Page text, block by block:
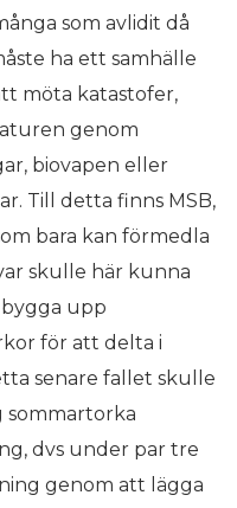
som avlidit då
ha ett samhälle
möta katastofer,
genom
biovapen eller
Till detta finns MSB,
bara kan förmedla
skulle här kunna
upp
för att delta i
senare fallet skulle
sommartorka
dvs under par tre
genom att lägga